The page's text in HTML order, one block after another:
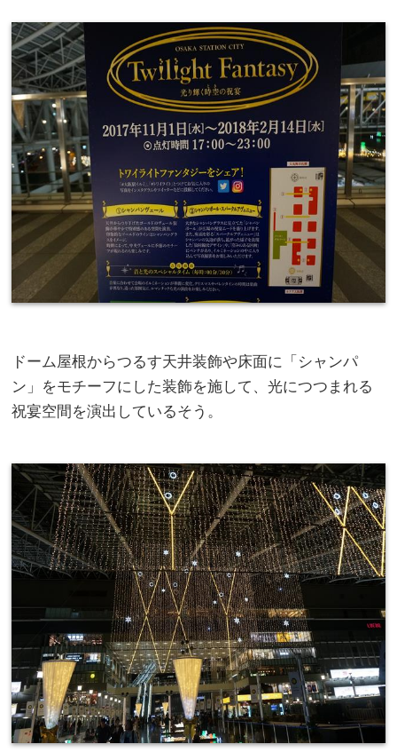
ドーム屋根からつるす天井装飾や床面に「シャンパ
ン」をモチーフにした装飾を施して、光につつまれる
祝宴空間を演出しているそう。